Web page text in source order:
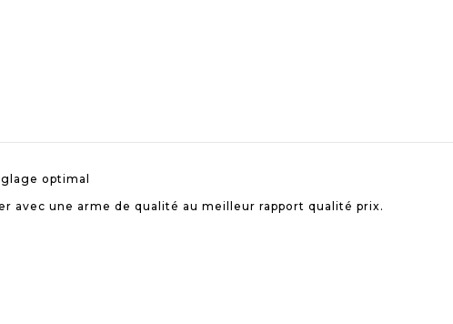
optimal
avec une arme de qualité au meilleur rapport qualité prix.